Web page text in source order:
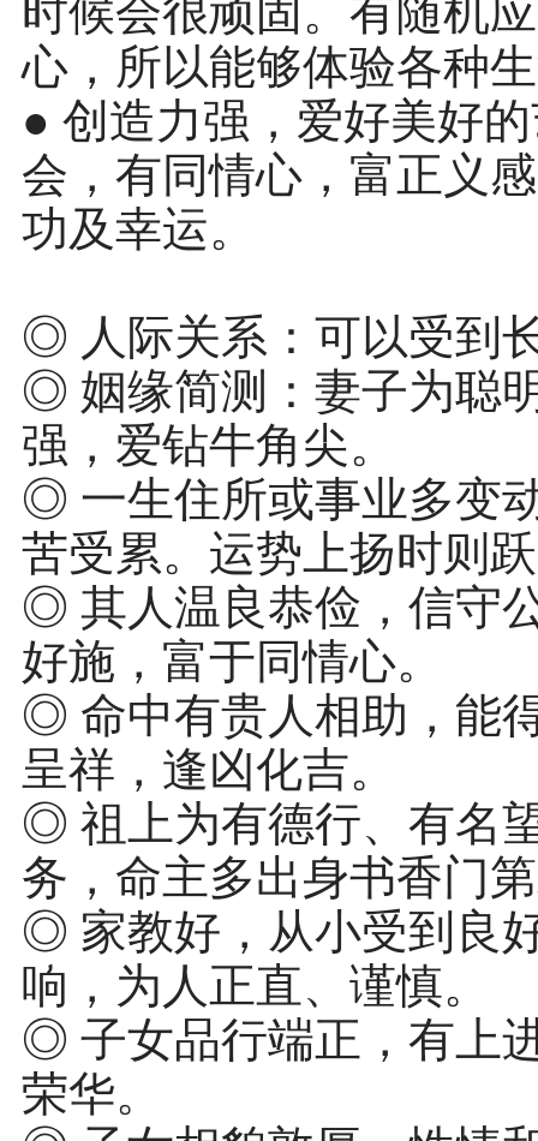
时候会很顽固。有随机
心，所以能够体验各种
● 创造力强，爱好美好
会，有同情心，富正义
功及幸运。
◎ 人际关系：可以受到
◎ 姻缘简测：妻子为聪
强，爱钻牛角尖。
◎ 一生住所或事业多变
苦受累。运势上扬时则
◎ 其人温良恭俭，信守
好施，富于同情心。
◎ 命中有贵人相助，能
呈祥，逢凶化吉。
◎ 祖上为有德行、有名
务，命主多出身书香门
◎ 家教好，从小受到良
响，为人正直、谨慎。
◎ 子女品行端正，有上
荣华。